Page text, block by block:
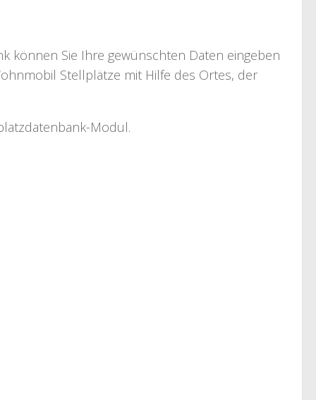
können Sie Ihre gewünschten Daten eingeben
Stellplätze mit Hilfe des Ortes, der
Modul.